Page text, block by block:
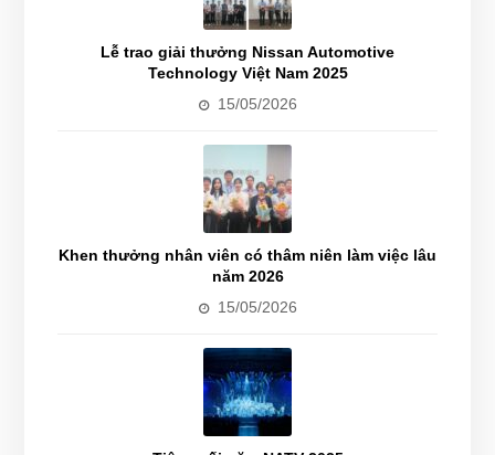
Lễ trao giải thưởng Nissan Automotive
Technology Việt Nam 2025
15/05/2026
Khen thưởng nhân viên có thâm niên làm việc lâu
năm 2026
15/05/2026